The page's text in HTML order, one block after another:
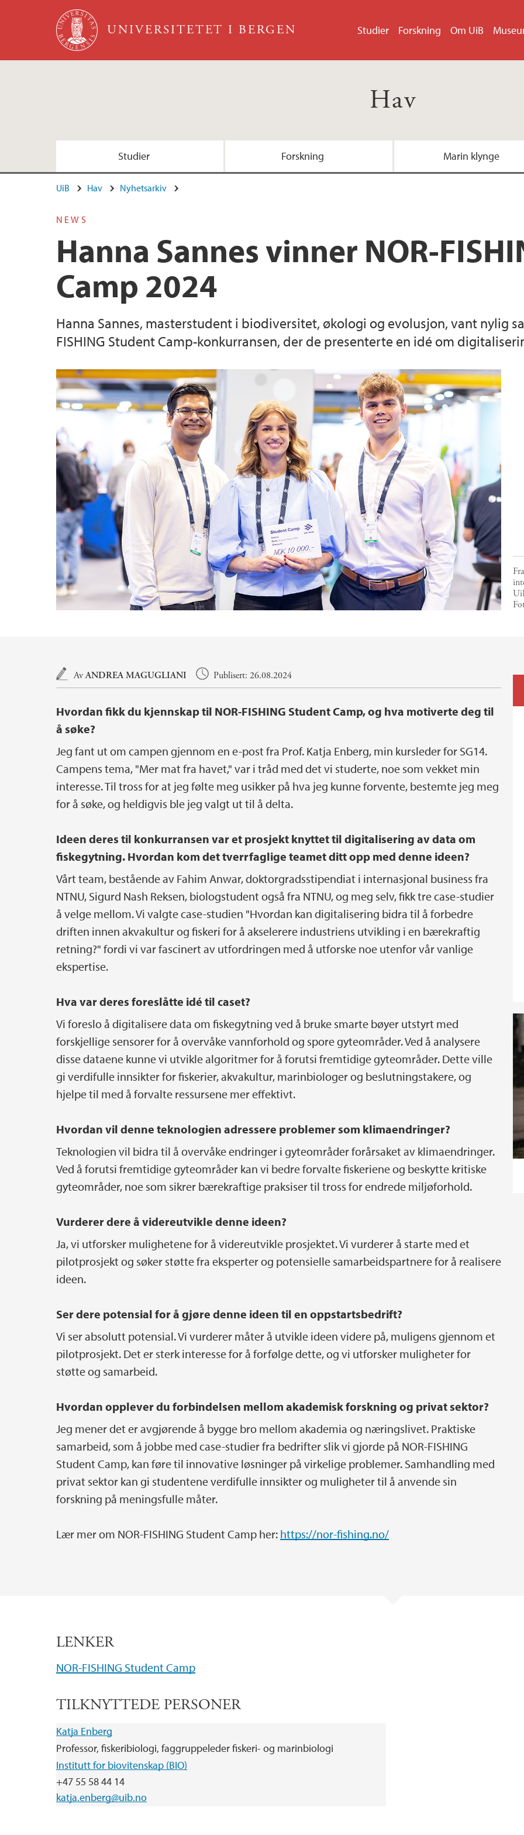
Hopp til hovedinnhold
UNIVERSITETET I BERGEN Studier Forskning Om UiB
Hav
Studier Forskning Marin klynge
UiB Hav Nyhetsarkiv
NEWS
Hanna Sannes vinner NOR-
Camp 2024
Hanna Sannes, masterstudent i biodiversitet, økologi og evolusjon, vant nylig
FISHING Student Camp-konkurransen, der de presenterte en idé om
Hovedinnhold
AvANDREA MAGUGLIANI Publisert: 26.08.2024
Hvordan fikk du kjennskap til NOR-FISHING Student Camp, og hva motiverte deg til
å søke?
Jeg fant ut om campen gjennom en e-post fra Prof. Katja Enberg, min kursleder for SG14.
Campens tema, "Mer mat fra havet," var i tråd med det vi studerte, noe som vekket min
interesse. Til tross for at jeg følte meg usikker på hva jeg kunne forvente, bestemte jeg meg
for å søke, og heldigvis ble jeg valgt ut til å delta.
Ideen deres til konkurransen var et prosjekt knyttet til digitalisering av data om
fiskegytning. Hvordan kom det tverrfaglige teamet ditt opp med denne ideen?
Vårt team, bestående av Fahim Anwar, doktorgradsstipendiat i internasjonal business fra
NTNU, Sigurd Nash Reksen, biologstudent også fra NTNU, og meg selv, fikk tre case-studier
å velge mellom. Vi valgte case-studien "Hvordan kan digitalisering bidra til å forbedre
driften innen akvakultur og fiskeri for å akselerere industriens utvikling i en bærekraftig
retning?" fordi vi var fascinert av utfordringen med å utforske noe utenfor vår vanlige
ekspertise.
Hva var deres foreslåtte idé til caset?
Vi foreslo å digitalisere data om fiskegytning ved å bruke smarte bøyer utstyrt med
forskjellige sensorer for å overvåke vannforhold og spore gyteområder. Ved å analysere
disse dataene kunne vi utvikle algoritmer for å forutsi fremtidige gyteområder. Dette ville
gi verdifulle innsikter for fiskerier, akvakultur, marinbiologer og beslutningstakere, og
hjelpe til med å forvalte ressursene mer effektivt.
Hvordan vil denne teknologien adressere problemer som klimaendringer?
Teknologien vil bidra til å overvåke endringer i gyteområder forårsaket av klimaendringer.
Ved å forutsi fremtidige gyteområder kan vi bedre forvalte fiskeriene og beskytte kritiske
gyteområder, noe som sikrer bærekraftige praksiser til tross for endrede miljøforhold.
Vurderer dere å videreutvikle denne ideen?
Ja, vi utforsker mulighetene for å videreutvikle prosjektet. Vi vurderer å starte med et
pilotprosjekt og søker støtte fra eksperter og potensielle samarbeidspartnere for å realisere
ideen.
Ser dere potensial for å gjøre denne ideen til en oppstartsbedrift?
Vi ser absolutt potensial. Vi vurderer måter å utvikle ideen videre på, muligens gjennom et
pilotprosjekt. Det er sterk interesse for å forfølge dette, og vi utforsker muligheter for
støtte og samarbeid.
Hvordan opplever du forbindelsen mellom akademisk forskning og privat sektor?
Jeg mener det er avgjørende å bygge bro mellom akademia og næringslivet. Praktiske
samarbeid, som å jobbe med case-studier fra bedrifter slik vi gjorde på NOR-FISHING
Student Camp, kan føre til innovative løsninger på virkelige problemer. Samhandling med
privat sektor kan gi studentene verdifulle innsikter og muligheter til å anvende sin
forskning på meningsfulle måter.
Lær mer om NOR-FISHING Student Camp her: https://nor-fishing.no/
LENKER
NOR-FISHING Student Camp
TILKNYTTEDE PERSONER
Katja Enberg
Professor, fiskeribiologi, faggruppeleder fiskeri- og marinbiologi
Institutt for biovitenskap (BIO)
+47 55 58 44 14
katja.enberg@uib.no